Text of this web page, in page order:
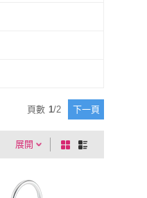
頁數 1/2 下一頁
展開
棋
盤
列